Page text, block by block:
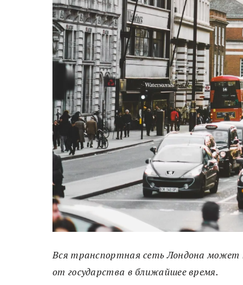
Вся транспортная сеть Лондона
от государства в ближайшее время.